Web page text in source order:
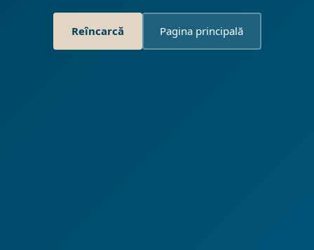
Reîncarcă Pagina principală